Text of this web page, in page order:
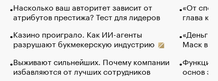
Насколько ваш авторитет зависит от
атрибутов престижа? Тест для лидеров
Казино проиграло. Как ИИ-агенты
разрушают букмекерскую индустрию
Выживают сильнейших. Почему компании
избавляются от лучших сотрудников
«От
глава
«Деньги
Маск в
Функции
основ